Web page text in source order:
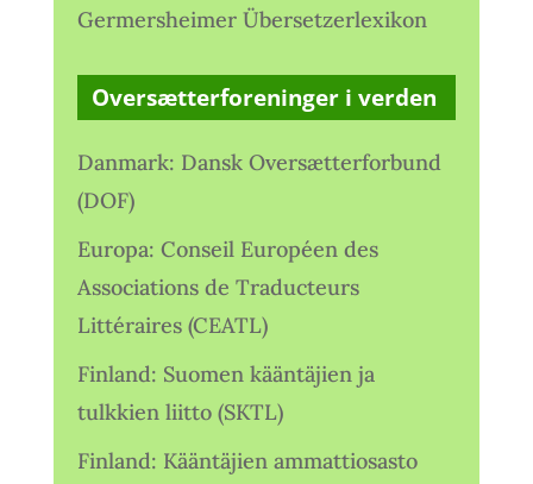
Germersheimer Übersetzerlexikon
Oversætterforeninger i verden
Danmark: Dansk Oversætterforbund
(DOF)
Europa: Conseil Européen des
Associations de Traducteurs
Littéraires (CEATL)
Finland: Suomen kääntäjien ja
tulkkien liitto (SKTL)
Finland: Kääntäjien ammattiosasto